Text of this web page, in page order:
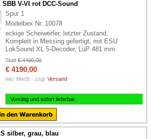
SBB V-VI rot DCC-Sound
Spur 1
Modelbex Nr. 10078
eckige Scheiwerfer, letzter Zustand,
Komplett in Messing gefertigt, mit ESU
LokSound XL 5-Decoder, LüP 481 mm
Statt € 4490,00
€ 4190,00
inkl. MwSt - zzgl. Versand
Vorrätig und sofort lieferbar.
silber, grau, blau